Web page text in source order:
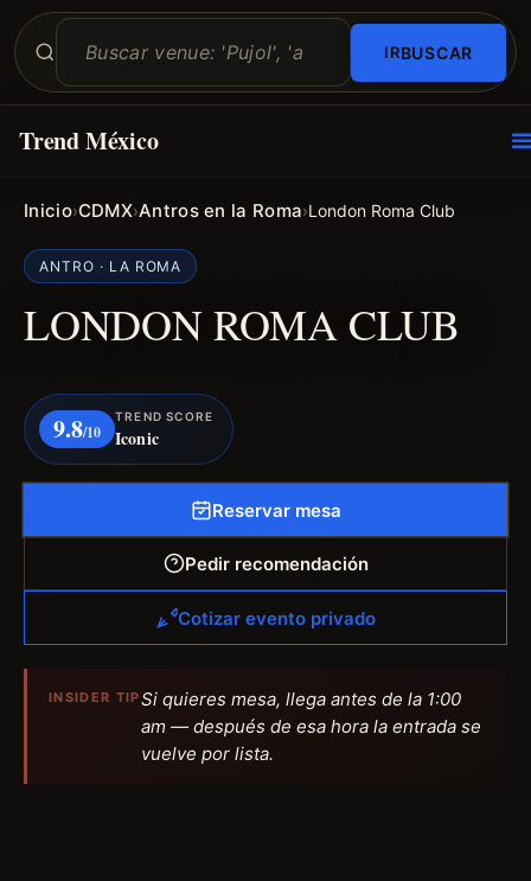
BUSCAR
Trend México
Inicio›CDMX›Antros en la Roma›London Roma Club
ANTRO · LA ROMA
LONDON ROMA CLUB
9.8/10
TREND SCORE
Iconic
Reservar mesa
Pedir recomendación
Cotizar evento privado
INSIDER TIPSi quieres mesa, llega antes de la 1:00
am — después de esa hora la entrada se
vuelve por lista.